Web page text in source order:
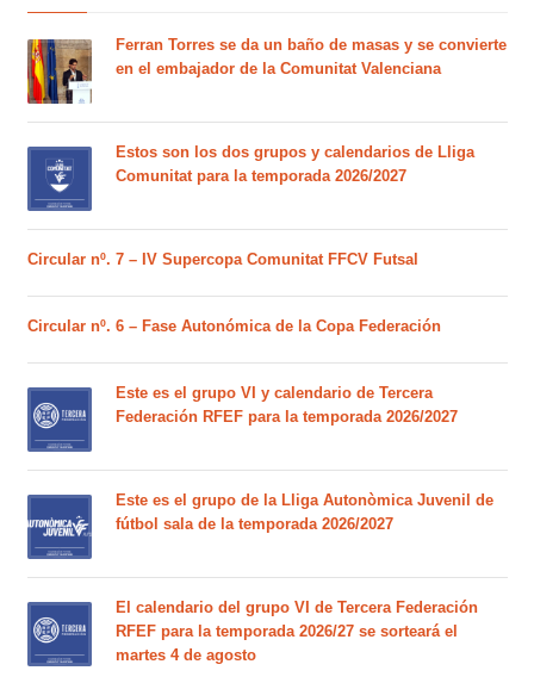
Ferran Torres se da un baño de masas y se convierte
en el embajador de la Comunitat Valenciana
Estos son los dos grupos y calendarios de Lliga
Comunitat para la temporada 2026/2027
Circular nº. 7 – IV Supercopa Comunitat FFCV Futsal
Circular nº. 6 – Fase Autonómica de la Copa Federación
Este es el grupo VI y calendario de Tercera
Federación RFEF para la temporada 2026/2027
Este es el grupo de la Lliga Autonòmica Juvenil de
fútbol sala de la temporada 2026/2027
El calendario del grupo VI de Tercera Federación
RFEF para la temporada 2026/27 se sorteará el
martes 4 de agosto